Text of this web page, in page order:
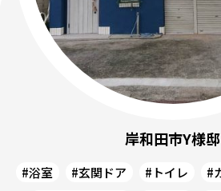
岸和田市Y様邸
#浴室 #玄関ドア #トイレ #